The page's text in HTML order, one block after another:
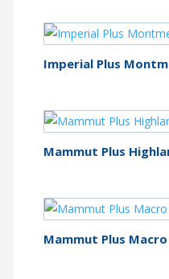
Imperial Plus
Mammut Plus
Mammut Plus